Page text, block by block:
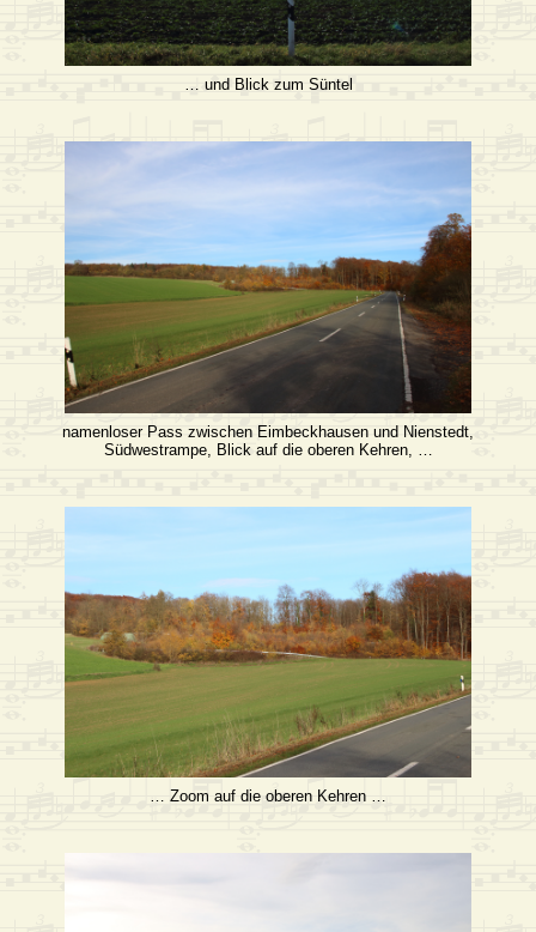
… und Blick zum Süntel
namenloser Pass zwischen Eimbeckhausen und Nienstedt,
Südwestrampe, Blick auf die oberen Kehren, …
… Zoom auf die oberen Kehren …